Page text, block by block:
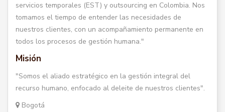
servicios temporales (EST) y outsourcing en Colombia. Nos
tomamos el tiempo de entender las necesidades de
nuestros clientes, con un acompañamiento permanente en
todos los procesos de gestión humana."
Misión
"Somos el aliado estratégico en la gestión integral del
recurso humano, enfocado al deleite de nuestros clientes".
Bogotá